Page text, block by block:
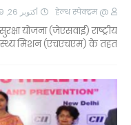
@ हेल्थ स्पेक्ट्रम أكتوبر 26, 2019
योजना (जेएसवाई) राष्ट्रीय
मिशन (एचएचएम) के तहत …